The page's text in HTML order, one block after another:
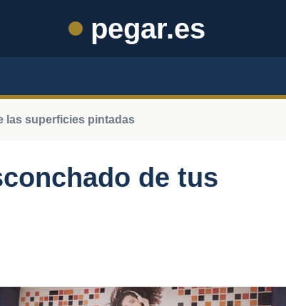
pegar.es
las superficies pintadas
de tus